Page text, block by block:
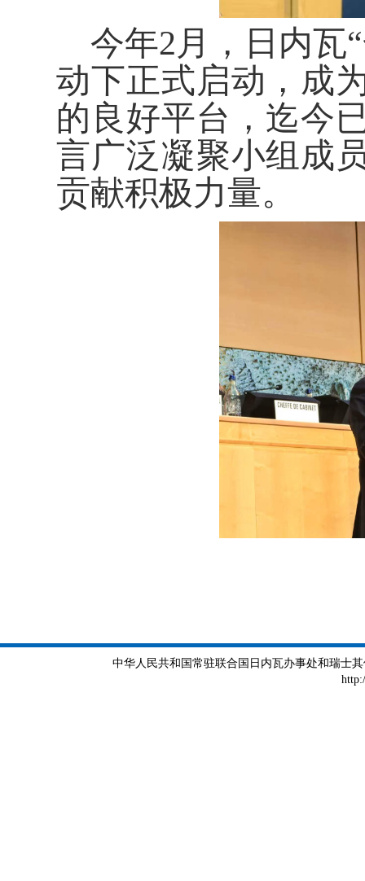
今年2月，日内瓦
动下正式启动，成
的良好平台，迄今
言广泛凝聚小组成
贡献积极力量。
中华人民共和国常驻联合国日内瓦办事处和瑞士